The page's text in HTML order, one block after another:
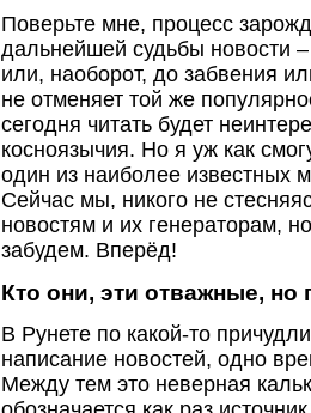
Поверьте мне, процесс
дальнейшей судьбы новости
или, наоборот, до забвения
не отменяет той же
сегодня читать будет
косноязычия. Но я уж как
один из наиболее известных
Сейчас мы, никого не
новостям и их генераторам,
забудем. Вперёд!
Кто они, эти отважные,
В Рунете по какой-то
написание новостей, одно
Между тем это неверная